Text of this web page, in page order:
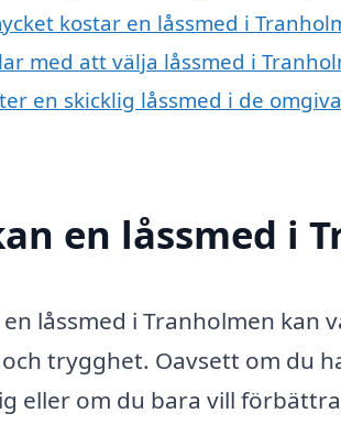
kostar en låssmed i
med att välja låssmed i
en skicklig låssmed i de
en låssmed i
låssmed i Tranholmen kan
trygghet. Oavsett om du
eller om du bara vill